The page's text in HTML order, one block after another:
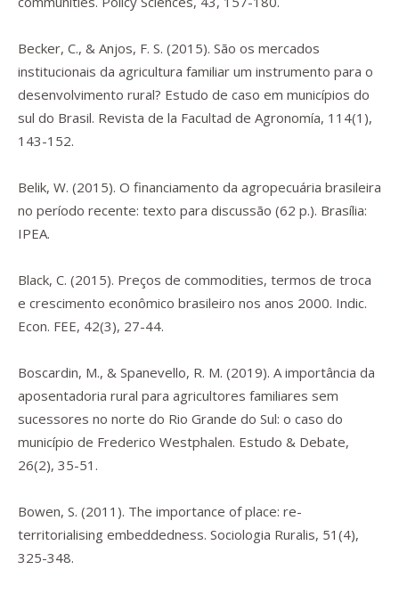
Becker, C., & Anjos, F. S. (2015). São os mercados
institucionais da agricultura familiar um instrumento para o
desenvolvimento rural? Estudo de caso em municípios do
sul do Brasil. Revista de la Facultad de Agronomía, 114(1),
143-152.
Belik, W. (2015). O financiamento da agropecuária brasileira
no período recente: texto para discussão (62 p.). Brasília:
IPEA.
Black, C. (2015). Preços de commodities, termos de troca
e crescimento econômico brasileiro nos anos 2000. Indic.
Econ. FEE, 42(3), 27-44.
Boscardin, M., & Spanevello, R. M. (2019). A importância da
aposentadoria rural para agricultores familiares sem
sucessores no norte do Rio Grande do Sul: o caso do
município de Frederico Westphalen. Estudo & Debate,
26(2), 35-51.
Bowen, S. (2011). The importance of place: re-
territorialising embeddedness. Sociologia Ruralis, 51 (4),
325-348.